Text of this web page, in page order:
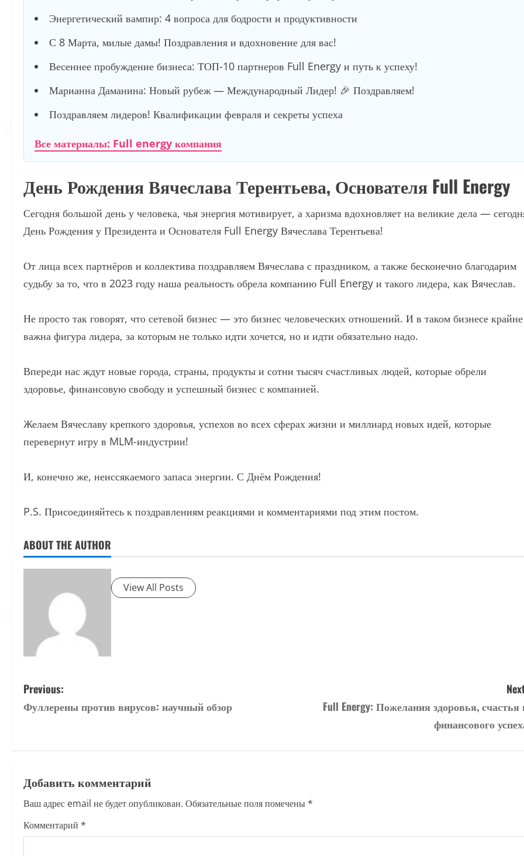
Энергетический вампир: 4 вопроса для бодрости и продуктивности
С 8 Марта, милые дамы! Поздравления и вдохновение для вас!
Весеннее пробуждение бизнеса: ТОП-10 партнеров Full Energy и путь к успеху!
Марианна Даманина: Новый рубеж — Международный Лидер! 🎉 Поздравляем!
Поздравляем лидеров! Квалификации февраля и секреты успеха
Все материалы: Full energy компания
День Рождения Вячеслава Терентьева, Основателя Full Energy
Сегодня большой день у человека, чья энергия мотивирует, а харизма вдохновляет на великие дела —
День Рождения у Президента и Основателя Full Energy Вячеслава Терентьева!
От лица всех партнёров и коллектива поздравляем Вячеслава с праздником, а также бесконечно благодарим
судьбу за то, что в 2023 году наша реальность обрела компанию Full Energy и такого лидера, как Вячеслав.
Не просто так говорят, что сетевой бизнес — это бизнес человеческих отношений. И в таком бизнесе крайне
важна фигура лидера, за которым не только идти хочется, но и идти обязательно надо.
Впереди нас ждут новые города, страны, продукты и сотни тысяч счастливых людей, которые обрели
здоровье, финансовую свободу и успешный бизнес с компанией.
Желаем Вячеславу крепкого здоровья, успехов во всех сферах жизни и миллиард новых идей, которые
перевернут игру в MLM-индустрии!
И, конечно же, неиссякаемого запаса энергии. С Днём Рождения!
P.S. Присоединяйтесь к поздравлениям реакциями и комментариями под этим постом.
ABOUT THE AUTHOR
View All Posts
P
o
n
a
v
Previous:
Фуллерены против вирусов: научный обзор
Full Energy: Пожелания здоровья, счастья
финансового
Добавить комментарий
Ваш адрес email не будет опубликован. Обязательные поля помечены*
Комментарий *